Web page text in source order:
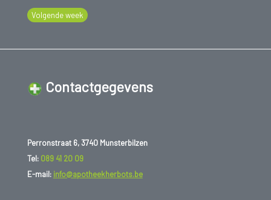
Volgende week
Contactgegevens
Perronstraat 6, 3740 Munsterbilzen
Tel: 089 41 20 09
E-mail: info@apotheekherbots.be